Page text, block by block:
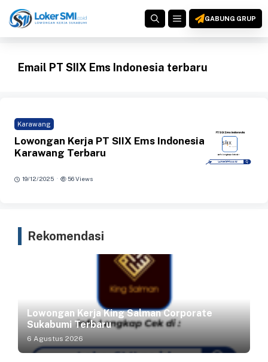
ke
MENUGABUNG GRUP
Email PT SIIX Ems Indonesia terbaru
Karawang
Lowongan Kerja PT SIIX Ems Indonesia
Karawang Terbaru
19/12/2025 · 56 Views
Rekomendasi
Lowongan Kerja King Salman Corporate
Sukabumi Terbaru
6 Agustus 2026